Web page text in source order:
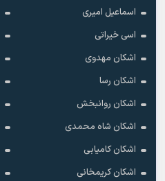
اسماعیل امیری
اسی خیراتی
اشکان مهدوى
اشکان رسا
اشکان روانبخش
اشکان شاه محمدی
اشکان کامیابی
اشکان کریمخانی